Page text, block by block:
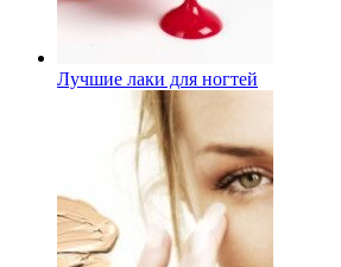
Лучшие лаки для ногтей